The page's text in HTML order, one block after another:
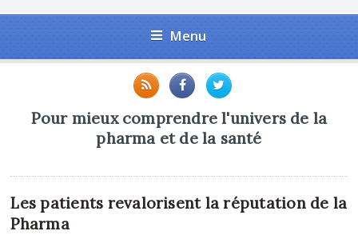
Menu
Pour mieux comprendre l'univers de la
pharma et de la santé
Les patients revalorisent la réputation de la
Pharma